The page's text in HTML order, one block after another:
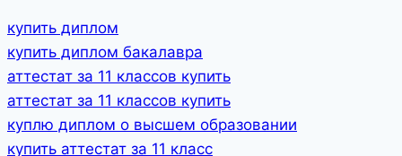
купить диплом
купить диплом бакалавра
аттестат за 11 классов купить
аттестат за 11 классов купить
куплю диплом о высшем образовании
купить аттестат за 11 класс